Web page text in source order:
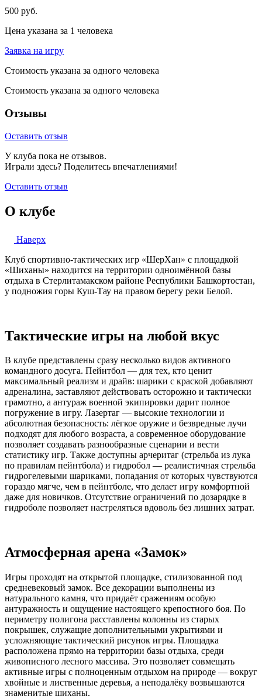
500 руб.
Цена указана за 1 человека
Заявка на игру
Стоимость указана за одного человека
Стоимость указана за одного человека
Отзывы
Оставить отзыв
У клуба пока не отзывов.
Играли здесь? Поделитесь впечатлениями!
Оставить отзыв
О клубе
Наверх
Клуб спортивно-тактических игр «ШерХан» с площадкой
«Шиханы» находится на территории одноимённой базы
отдыха в Стерлитамакском районе Республики Башкортостан,
у подножия горы Куш-Тау на правом берегу реки Белой.
Тактические игры на любой вкус
В клубе представлены сразу несколько видов активного
командного досуга. Пейнтбол — для тех, кто ценит
максимальный реализм и драйв: шарики с краской добавляют
адреналина, заставляют действовать осторожно и тактически
грамотно, а антураж военной экипировки дарит полное
погружение в игру. Лазертаг — высокие технологии и
абсолютная безопасность: лёгкое оружие и безвредные лучи
подходят для любого возраста, а современное оборудование
позволяет создавать разнообразные сценарии и вести
статистику игр. Также доступны арчеритаг (стрельба из лука
по правилам пейнтбола) и гидробол — реалистичная стрельба
гидрогелевыми шариками, попадания от которых чувствуются
гораздо мягче, чем в пейнтболе, что делает игру комфортной
даже для новичков. Отсутствие ограничений по дозарядке в
гидроболе позволяет настреляться вдоволь без лишних затрат.
Атмосферная арена «Замок»
Игры проходят на открытой площадке, стилизованной под
средневековый замок. Все декорации выполнены из
натурального камня, что придаёт сражениям особую
антуражность и ощущение настоящего крепостного боя. По
периметру полигона расставлены колонны из старых
покрышек, служащие дополнительными укрытиями и
усложняющие тактический рисунок игры. Площадка
расположена прямо на территории базы отдыха, среди
живописного лесного массива. Это позволяет совмещать
активные игры с полноценным отдыхом на природе — вокруг
хвойные и лиственные деревья, а неподалёку возвышаются
знаменитые шиханы.